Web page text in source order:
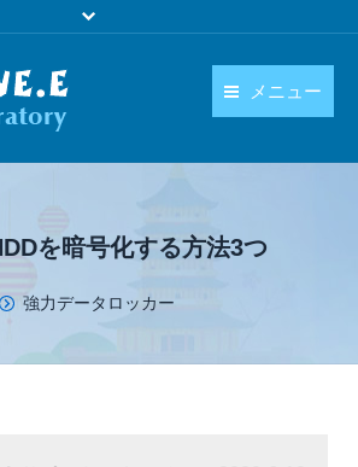
メニュー
日本語
を暗号化する方法3つ
強力データロッカー